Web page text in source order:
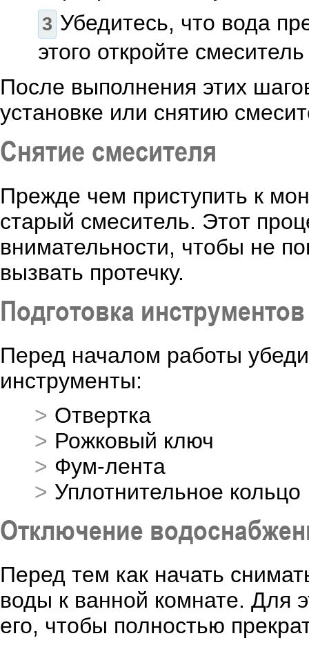
Убедитесь, что вода
этого откройте
После выполнения этих
установке или снятию
Снятие смесителя
Прежде чем приступить к
старый смеситель. Этот
внимательности, чтобы не
вызвать протечку.
Подготовка инструментов
Перед началом работы
инструменты:
Отвертка
Рожковый ключ
Фум-лента
Уплотнительное кольцо
Отключение
Перед тем как начать
воды к ванной комнате. Для
его, чтобы полностью